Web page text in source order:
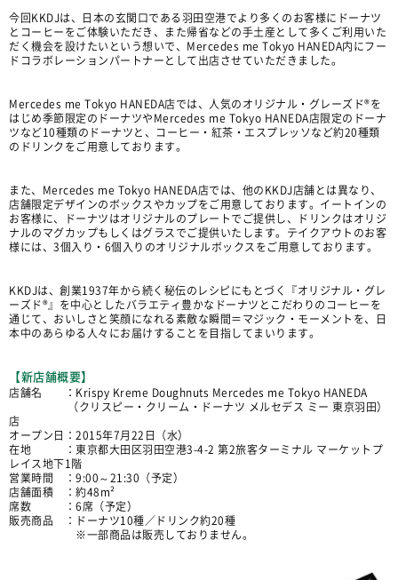
今回KKDJは、日本の玄関口である羽田空港でより多くのお客様にドーナツ
とコーヒーをご体験いただき、また帰省などの手土産として多くご利用いた
だく機会を設けたいという想いで、Mercedes me Tokyo HANEDA内にフー
ドコラボレーションパートナーとして出店させていただきました。
Mercedes me Tokyo HANEDA店では、人気のオリジナル・グレーズド®を
はじめ季節限定のドーナツやMercedes me Tokyo HANEDA店限定のドーナ
ツなど10種類のドーナツと、コーヒー・紅茶・エスプレッソなど約20種類
のドリンクをご用意しております。
また、Mercedes me Tokyo HANEDA店では、他のKKDJ店舗とは異なり、
店舗限定デザインのボックスやカップをご用意しております。イートインの
お客様に、ドーナツはオリジナルのプレートでご提供し、ドリンクはオリジ
ナルのマグカップもしくはグラスでご提供いたします。テイクアウトのお客
様には、3個入り・6個入りのオリジナルボックスをご用意しております。
KKDJは、創業1937年から続く秘伝のレシピにもとづく『オリジナル・グレ
ーズド®』を中心としたバラエティ豊かなドーナツとこだわりのコーヒーを
通じて、おいしさと笑顔になれる素敵な瞬間＝マジック・モーメントを、日
本中のあらゆる人々にお届けすることを目指してまいります。
【新店舗概要】
店舗名 ：Krispy Kreme Doughnuts Mercedes me Tokyo HANEDA
（クリスピー・クリーム・ドーナツ メルセデス ミー 東京羽田）
店
オープン日：2015年7月22日（水）
在地 ：東京都大田区羽田空港3-4-2 第2旅客ターミナル マーケットプ
レイス地下1階
営業時間 ：9:00～21:30（予定）
店舗面積 ：約48m²
席数 ：6席（予定）
販売商品 ：ドーナツ10種／ドリンク約20種
※一部商品は販売しておりません。